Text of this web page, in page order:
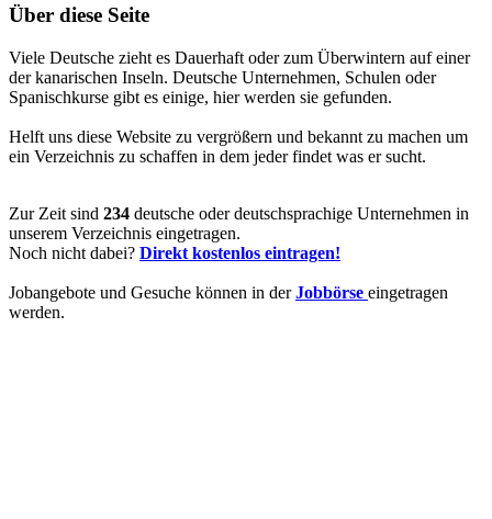
Über diese Seite
Viele Deutsche zieht es Dauerhaft oder zum Überwintern auf einer
der kanarischen Inseln. Deutsche Unternehmen, Schulen oder
Spanischkurse gibt es einige, hier werden sie gefunden.
Helft uns diese Website zu vergrößern und bekannt zu machen um
ein Verzeichnis zu schaffen in dem jeder findet was er sucht.
Zur Zeit sind 234 deutsche oder deutschsprachige Unternehmen in
unserem Verzeichnis eingetragen.
Noch nicht dabei? Direkt kostenlos eintragen!
Jobangebote und Gesuche können in derJobbörse eingetragen
werden.